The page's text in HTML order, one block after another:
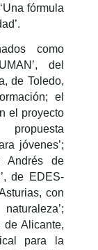
fórmula
como
del
de Toledo,
el
el proyecto
jóvenes’;
Andrés de
de EDES-
con
de Alicante,
para la